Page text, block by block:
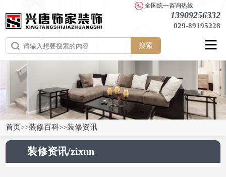
全国统一咨询热线
13909256332
029-89195228
搜索
首页>>装修百科>>装修资讯
装修资讯/zixun